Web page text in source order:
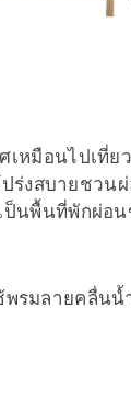
เหมือนไปเที่ย
ปร่งสบายชวน
ป็นพื้นที่พักผ่อน
พรมลายคลื่นน้